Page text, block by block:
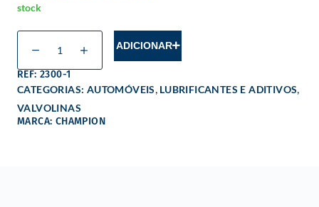
stock
ADICIONAR
REF: 2300-1
CATEGORIAS: AUTOMÓVEIS, LUBRIFICANTES E ADITIVOS,
VALVOLINAS
MARCA: CHAMPION